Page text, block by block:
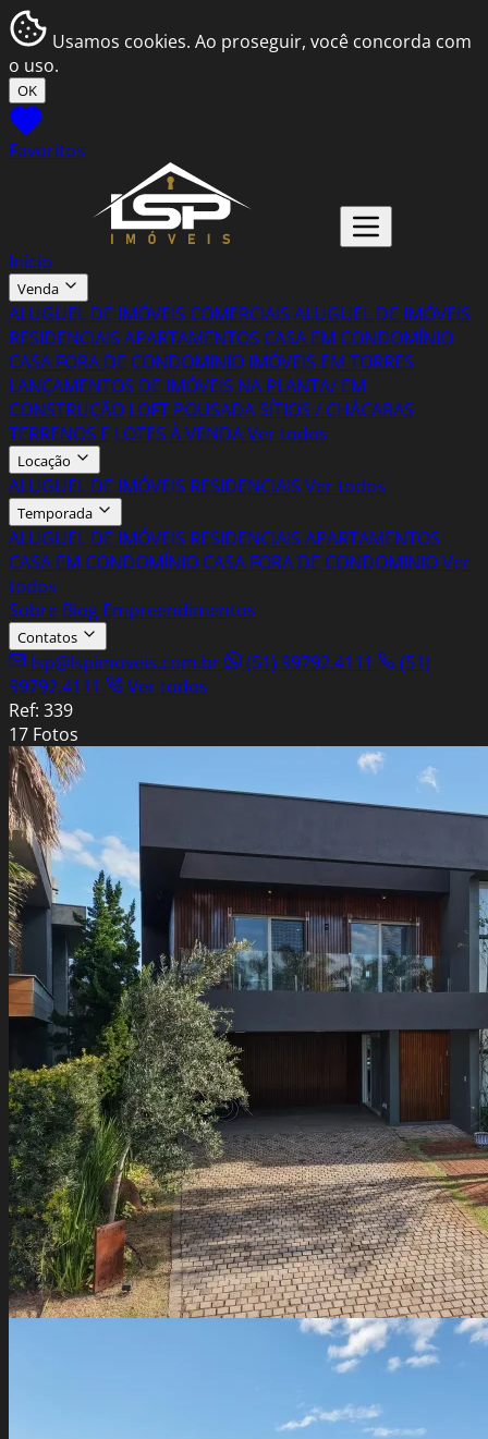
Usamos cookies. Ao proseguir, você concorda com
o uso.
OK
Favoritos
Início
Venda
ALUGUEL DE IMÓVEIS COMERCIAIS ALUGUEL DE IMÓVEIS
RESIDENCIAIS APARTAMENTOS CASA EM CONDOMÍNIO
CASA FORA DE CONDOMINIO IMÓVEIS EM TORRES
LANÇAMENTOS DE IMÓVEIS NA PLANTA/ EM
CONSTRUÇÃO LOFT POUSADASÍTIOS / CHÁCARAS
TERRENOS E LOTES À VENDAVer todos
Locação
ALUGUEL DE IMÓVEIS RESIDENCIAIS Ver todos
Temporada
ALUGUEL DE IMÓVEIS RESIDENCIAIS APARTAMENTOS
CASA EM CONDOMÍNIO CASA FORA DE CONDOMINIOVer
todos
Sobre Blog Empreendimentos
Contatos
lsp@lspimoveis.com.br (51) 99792.4111
(51)
99792.4111
Ver todos
Ref: 339
17 Fotos